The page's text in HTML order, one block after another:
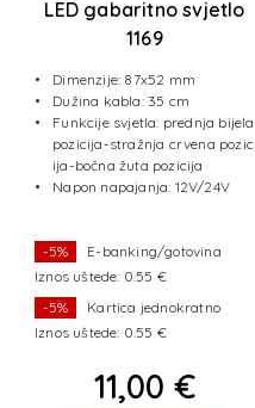
LED gabaritno svjetlo
1169
NEON EFFECT
(univerzalno L/D)
Dimenzije: 87x52 mm
Dužina kabla: 35 cm
Funkcije svjetla: prednja bijela
pozicija-stražnja crvena pozic
ija-bočna žuta pozicija
Napon napajanja: 12V/24V
-5%
E-banking/gotovina
Iznos uštede: 0.55 €
-5%
Kartica jednokratno
Iznos uštede: 0.55 €
11,00 €